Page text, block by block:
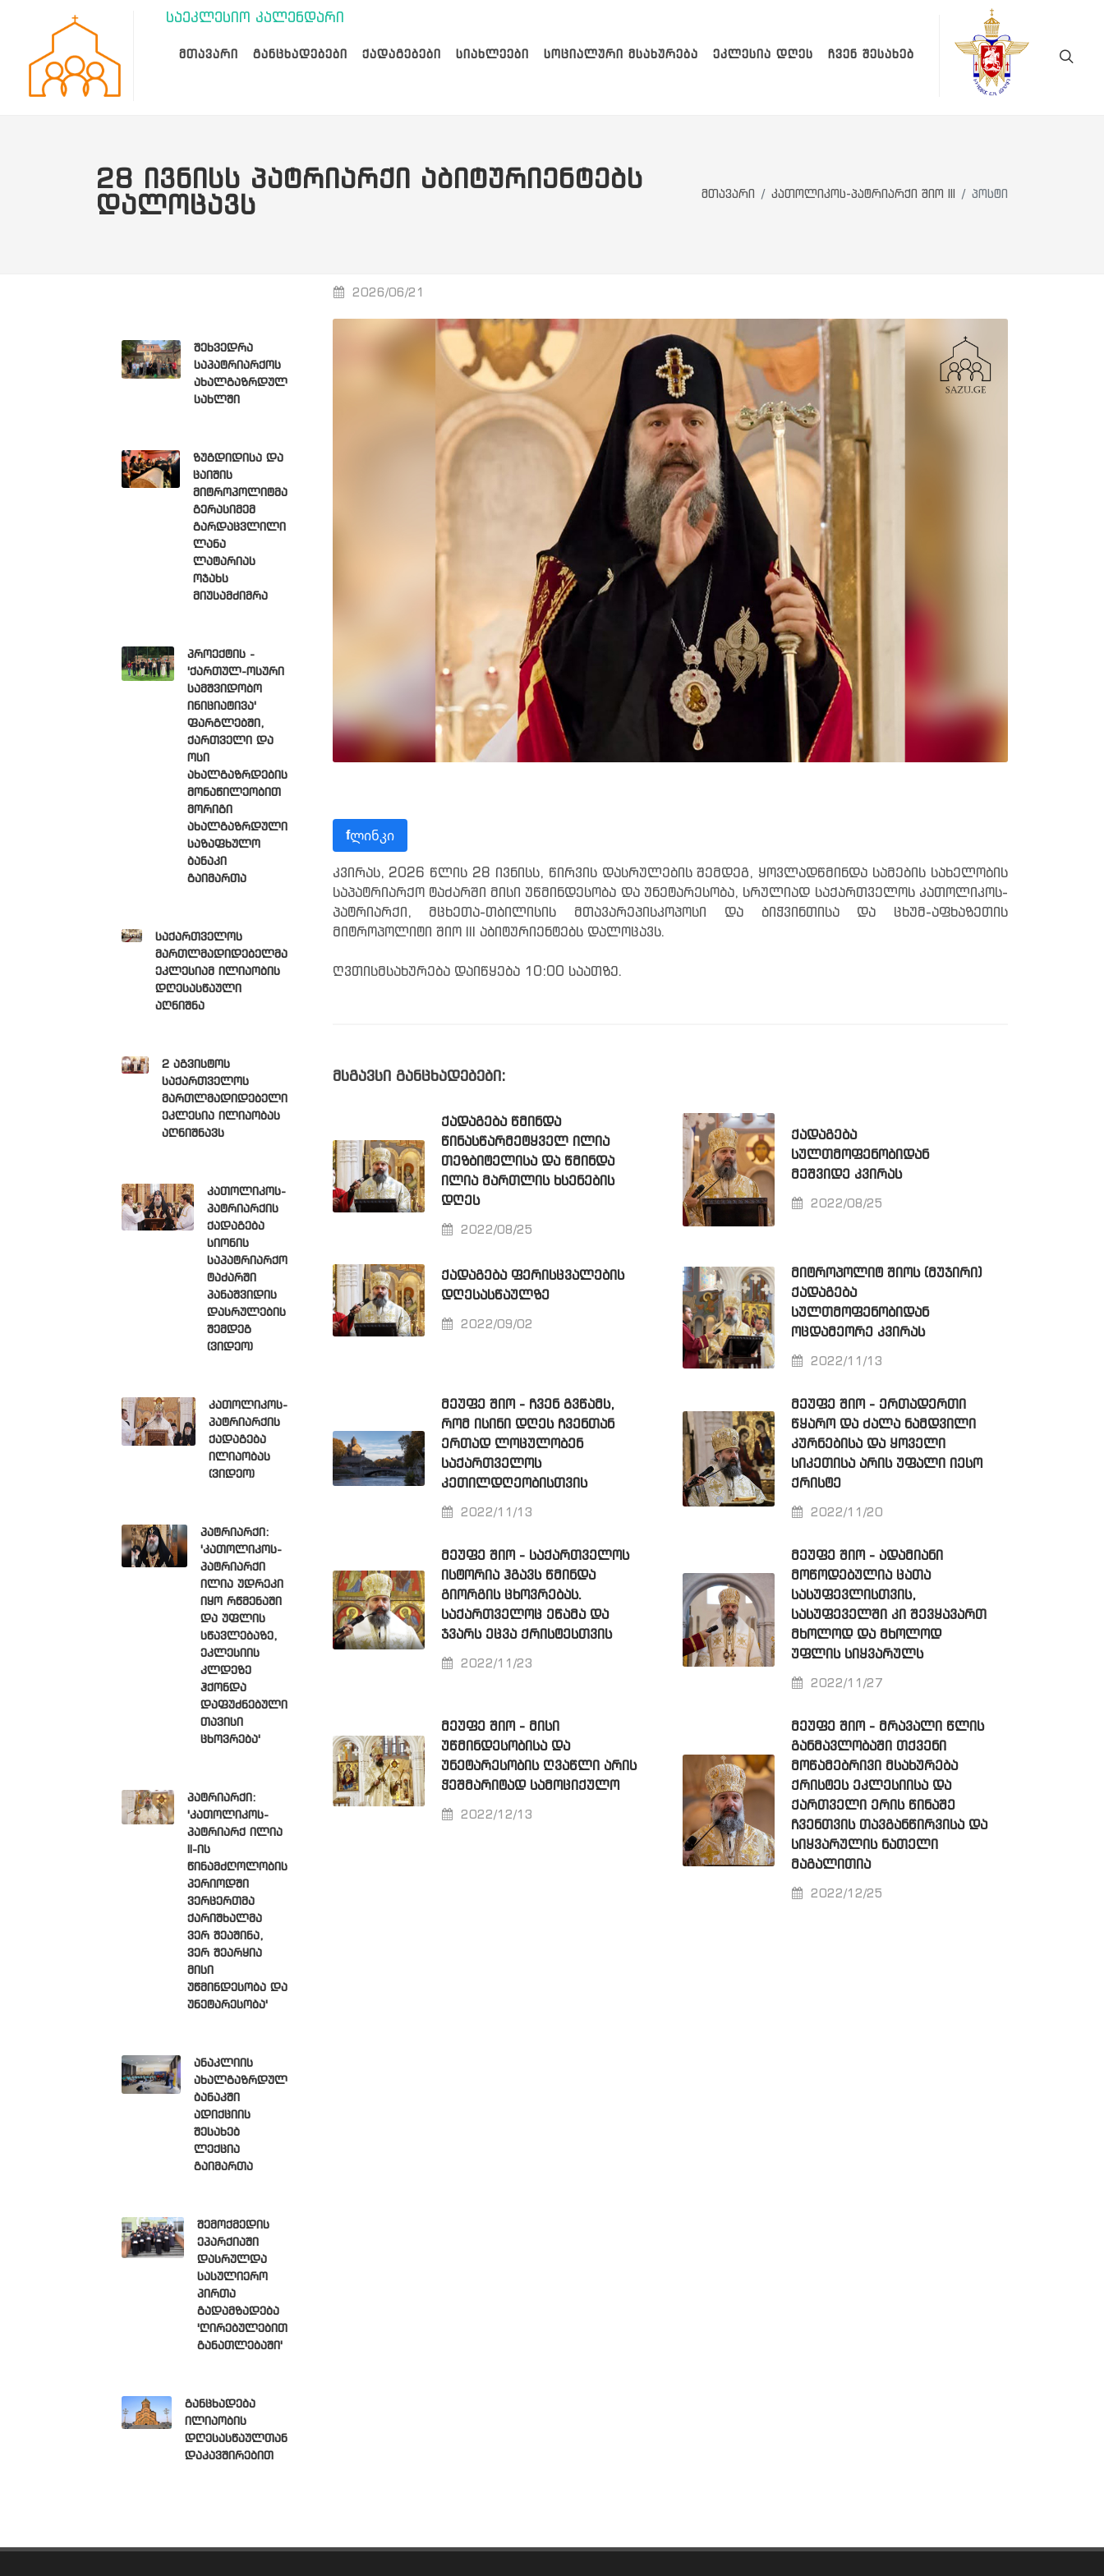
საეკლესიო კალენდარი
ᲛᲗᲐᲕᲐᲠᲘ ᲒᲐᲜᲪᲮᲐᲓᲔᲑᲔᲑᲘ ᲥᲐᲓᲐᲒᲔᲑᲔᲑᲘ ᲡᲘᲐᲮᲚᲔᲔᲑᲘ ᲡᲝᲪᲘᲐᲚᲣᲠᲘ ᲛᲡᲐᲮᲣᲠᲔᲑᲐ ᲔᲙᲚᲔᲡᲘᲐ ᲓᲦᲔᲡ ᲩᲕᲔᲜ ᲨᲔᲡᲐᲮᲔᲑ
28 ᲘᲕᲜᲘᲡᲡ ᲞᲐᲢᲠᲘᲐᲠᲥᲘ ᲐᲑᲘᲢᲣᲠᲘᲔᲜᲢᲔᲑᲡ
ᲓᲐᲚᲝᲪᲐᲕᲡ
მთავარი კათოლიკოს-პატრიარქი შიო III პოსტი
2026/06/21
fლინკი
კვირას, 2026 წლის 28 ივნისს, წირვის დასრულების შემდეგ, ყოვლადწმინდა სამების სახელობის
საპატრიარქო ტაძარში მისი უწმინდესობა და უნეტარესობა, სრულიად საქართველოს კათოლიკოს-
პატრიარქი, მცხეთა-თბილისის მთავარეპისკოპოსი და ბიჭვინთისა და ცხუმ-აფხაზეთის
მიტროპოლიტი შიო III აბიტურიენტებს დალოცავს.
ღვთისმსახურება დაიწყება 10:00 საათზე.
მსგავსი განცხადებები:
ᲥᲐᲓᲐᲒᲔᲑᲐ ᲬᲛᲘᲜᲓᲐ
ᲬᲘᲜᲐᲡᲬᲐᲠᲛᲔᲢᲧᲕᲔᲚ ᲘᲚᲘᲐ
ᲗᲔᲖᲑᲘᲢᲔᲚᲘᲡᲐ ᲓᲐ ᲬᲛᲘᲜᲓᲐ
ᲘᲚᲘᲐ ᲛᲐᲠᲗᲚᲘᲡ ᲮᲡᲔᲜᲔᲑᲘᲡ
ᲓᲦᲔᲡ
2022/08/25
ᲥᲐᲓᲐᲒᲔᲑᲐ
ᲡᲣᲚᲗᲛᲝᲤᲔᲜᲝᲑᲘᲓᲐᲜ
ᲛᲔᲨᲕᲘᲓᲔ ᲙᲕᲘᲠᲐᲡ
2022/08/25
ᲥᲐᲓᲐᲒᲔᲑᲐ ᲤᲔᲠᲘᲡᲪᲕᲐᲚᲔᲑᲘᲡ
ᲓᲦᲔᲡᲐᲡᲬᲐᲣᲚᲖᲔ
2022/09/02
ᲛᲘᲢᲠᲝᲞᲝᲚᲘᲢ ᲨᲘᲝᲡ (ᲛᲣᲯᲘᲠᲘ)
ᲥᲐᲓᲐᲒᲔᲑᲐ
ᲡᲣᲚᲗᲛᲝᲤᲔᲜᲝᲑᲘᲓᲐᲜ
ᲝᲪᲓᲐᲛᲔᲝᲠᲔ ᲙᲕᲘᲠᲐᲡ
2022/11/13
ᲛᲔᲣᲤᲔ ᲨᲘᲝ - ᲩᲕᲔᲜ ᲒᲕᲬᲐᲛᲡ,
ᲠᲝᲛ ᲘᲡᲘᲜᲘ ᲓᲦᲔᲡ ᲩᲕᲔᲜᲗᲐᲜ
ᲔᲠᲗᲐᲓ ᲚᲝᲪᲣᲚᲝᲑᲔᲜ
ᲡᲐᲥᲐᲠᲗᲕᲔᲚᲝᲡ
ᲙᲔᲗᲘᲚᲓᲦᲔᲝᲑᲘᲡᲗᲕᲘᲡ
2022/11/13
ᲛᲔᲣᲤᲔ ᲨᲘᲝ - ᲔᲠᲗᲐᲓᲔᲠᲗᲘ
ᲬᲧᲐᲠᲝ ᲓᲐ ᲫᲐᲚᲐ ᲜᲐᲛᲓᲕᲘᲚᲘ
ᲙᲣᲠᲜᲔᲑᲘᲡᲐ ᲓᲐ ᲧᲝᲕᲔᲚᲘ
ᲡᲘᲙᲔᲗᲘᲡᲐ ᲐᲠᲘᲡ ᲣᲤᲐᲚᲘ ᲘᲔᲡᲝ
ᲥᲠᲘᲡᲢᲔ
2022/11/20
ᲛᲔᲣᲤᲔ ᲨᲘᲝ - ᲡᲐᲥᲐᲠᲗᲕᲔᲚᲝᲡ
ᲘᲡᲢᲝᲠᲘᲐ ᲰᲒᲐᲕᲡ ᲬᲛᲘᲜᲓᲐ
ᲒᲘᲝᲠᲒᲘᲡ ᲪᲮᲝᲕᲠᲔᲑᲐᲡ.
ᲡᲐᲥᲐᲠᲗᲕᲔᲚᲝᲪ ᲔᲬᲐᲛᲐ ᲓᲐ
ᲯᲕᲐᲠᲡ ᲔᲪᲕᲐ ᲥᲠᲘᲡᲢᲔᲡᲗᲕᲘᲡ
2022/11/23
ᲛᲔᲣᲤᲔ ᲨᲘᲝ - ᲐᲓᲐᲛᲘᲐᲜᲘ
ᲛᲝᲬᲝᲓᲔᲑᲣᲚᲘᲐ ᲪᲐᲗᲐ
ᲡᲐᲡᲣᲤᲔᲕᲚᲘᲡᲗᲕᲘᲡ,
ᲡᲐᲡᲣᲤᲔᲕᲔᲚᲨᲘ ᲙᲘ ᲨᲔᲕᲧᲐᲕᲐᲠᲗ
ᲛᲮᲝᲚᲝᲓ ᲓᲐ ᲛᲮᲝᲚᲝᲓ
ᲣᲤᲚᲘᲡ ᲡᲘᲧᲕᲐᲠᲣᲚᲡ
2022/11/27
ᲛᲔᲣᲤᲔ ᲨᲘᲝ - ᲛᲘᲡᲘ
ᲣᲬᲛᲘᲜᲓᲔᲡᲝᲑᲘᲡᲐ ᲓᲐ
ᲣᲜᲔᲢᲐᲠᲔᲡᲝᲑᲘᲡ ᲦᲕᲐᲬᲚᲘ ᲐᲠᲘᲡ
ᲭᲔᲨᲛᲐᲠᲘᲢᲐᲓ ᲡᲐᲛᲝᲪᲘᲥᲣᲚᲝ
2022/12/13
ᲛᲔᲣᲤᲔ ᲨᲘᲝ - ᲛᲠᲐᲕᲐᲚᲘ ᲬᲚᲘᲡ
ᲒᲐᲜᲛᲐᲕᲚᲝᲑᲐᲨᲘ ᲗᲥᲕᲔᲜᲘ
ᲛᲝᲬᲐᲛᲔᲑᲠᲘᲕᲘ ᲛᲡᲐᲮᲣᲠᲔᲑᲐ
ᲥᲠᲘᲡᲢᲔᲡ ᲔᲙᲚᲔᲡᲘᲘᲡᲐ ᲓᲐ
ᲥᲐᲠᲗᲕᲔᲚᲘ ᲔᲠᲘᲡ ᲬᲘᲜᲐᲨᲔ
ᲩᲕᲔᲜᲗᲕᲘᲡ ᲗᲐᲕᲒᲐᲜᲬᲘᲠᲕᲘᲡᲐ ᲓᲐ
ᲡᲘᲧᲕᲐᲠᲣᲚᲘᲡ ᲜᲐᲗᲔᲚᲘ
ᲛᲐᲒᲐᲚᲘᲗᲘᲐ
2022/12/25
შეხვედრა
საპატრიარქოს
ახალგაზრდულ
სახლში
ზუგდიდისა და
ცაიშის
მიტროპოლიტმა
გერასიმემ
გარდაცვლილი
ლანა
ლატარიას
ოჯახს
მიუსამძიმრა
პროექტის -
'ქართულ-ოსური
სამშვიდობო
ინიციატივა'
ფარგლებში,
ქართველი და
ოსი
ახალგაზრდების
მონაწილეობით
მორიგი
ახალგაზრდული
საზაფხულო
ბანაკი
გაიმართა
საქართველოს
მართლმადიდებელმა
ეკლესიამ ილიაობის
დღესასწაული
აღნიშნა
2 აგვისტოს
საქართველოს
მართლმადიდებელი
ეკლესია ილიაობას
აღნიშნავს
კათოლიკოს-
პატრიარქის
ქადაგება
სიონის
საპატრიარქო
ტაძარში
პანაშვიდის
დასრულების
შემდეგ
(ვიდეო)
კათოლიკოს-
პატრიარქის
ქადაგება
ილიაობას
(ვიდეო)
პატრიარქი:
'კათოლიკოს-
პატრიარქი
ილია უდრეკი
იყო რწმენაში
და უფლის
სწავლებაზე,
ეკლესიის
კლდეზე
ჰქონდა
დაფუძნებული
თავისი
ცხოვრება'
პატრიარქი:
'კათოლიკოს-
პატრიარქ ილია
II-ის
წინამძღოლობის
პერიოდში
ვერცერთმა
ქარიშხალმა
ვერ შეაშინა,
ვერ შეარყია
მისი
უწმინდესობა და
უნეტარესობა'
ანაკლიის
ახალგაზრდულ
ბანაკში
ადიქციის
შესახებ
ლექცია
გაიმართა
შემოქმედის
ეპარქიაში
დასრულდა
სასულიერო
პირთა
გადამზადება
'ღირებულებით
განათლებაში'
განცხადება
ილიაობის
დღესასწაულთან
დაკავშირებით